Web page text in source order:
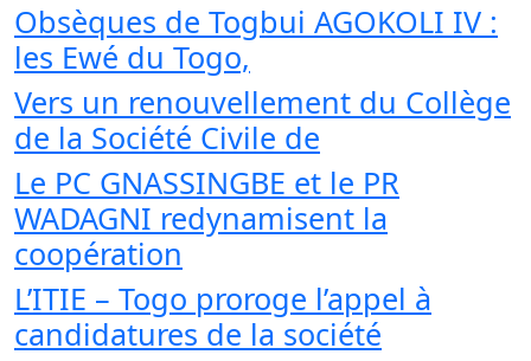
Obsèques de Togbui AGOKOLI IV :
les Ewé du Togo,
Vers un renouvellement du Collège
de la Société Civile de
Le PC GNASSINGBE et le PR
WADAGNI redynamisent la
coopération
L’ITIE – Togo proroge l’appel à
candidatures de la société